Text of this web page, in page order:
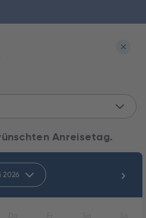
Anreisetag.
2026